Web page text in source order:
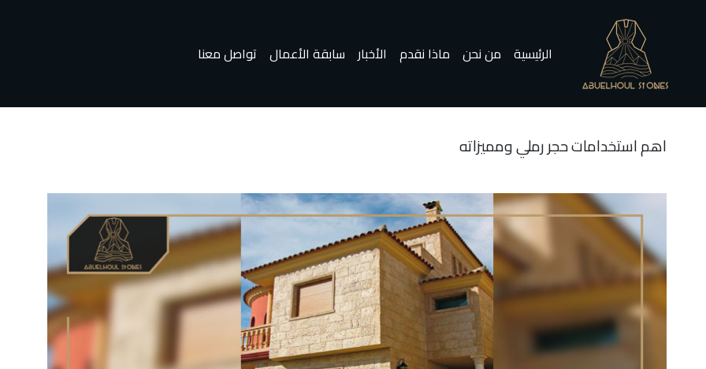
الرئيسية الرئيسية
من نحن ماذا نقدم الأخبار سابقة الأعمال تواصل معنا
اهم استخدامات حجر رملي ومميزاته
حجر رخام
المزيد
حجر مايكا
المزيد
الحجر الفرعوني
المزيد
حجر هاشمي
الحجر الرملي